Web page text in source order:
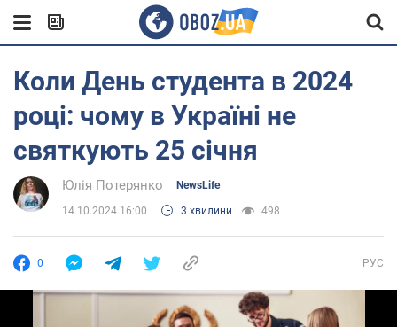
Коли День студента в 2024
році: чому в Україні не
святкують 25 січня
Юлія Потерянко NewsLife
14.10.2024 16:00 3 хвилини 498
0 РУС